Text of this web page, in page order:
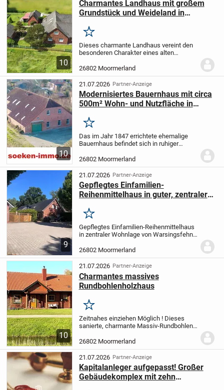
10
Charmantes Landhaus mit großem
Grundstück und Weideland in
Veenhusen!
Merken
Dieses charmante Landhaus vereint den
besonderen Charakter eines alten
Nutzungsmöglichkeiten und einer
außergewöhnlich ruhigen Lage.Das
ursprüngliche Fehnhaus...
26802 Moormerland
10
21.07.2026 Partner-Anzeige
Modernisiertes Bauernhaus mit circa
500m² Wohn- und Nutzfläche in
Merken
Das im Jahr 1847 errichtete ehemalige
Bauernhaus befindet sich in ruhiger
umfassend modernisiert. Die Immobilie
steht auf einem großzügigen Grundstück
mit ca....
26802 Moormerland
9
21.07.2026 Partner-Anzeige
Gepflegtes Einfamilien-
Reihenmittelhaus in guter, zentraler
Merken
Gepflegtes Einfamilien-Reihenmittelhaus
in zentraler Wohnlage von Warsingsfehn
********************************************
Raumaufteilung EG: 2 Zimmer, Küche,
Bad, Flur, DG: 2 Zimmer,...
26802 Moormerland
10
21.07.2026 Partner-Anzeige
Charmantes massives
Rundbohlenholzhaus
Merken
Zeitnahes einziehen Möglich ! Dieses
sanierte, charmante Massiv-Rundbohlen-
großzügiges Wohnen, moderne Technik
und hervorragende Energieeffizienz zu
einem Zuhause,...
26802 Moormerland
21.07.2026 Partner-Anzeige
Kapitalanleger aufgepasst! Großer
Gebäudekomplex mit zehn